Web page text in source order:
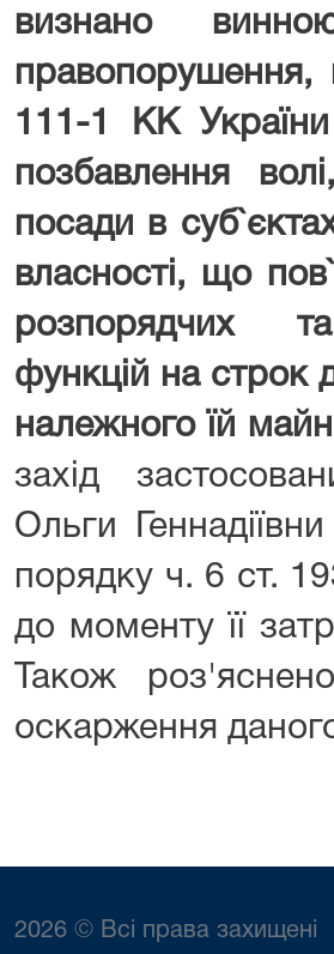
визнано
111-1 КК
позбавлення
посади в
власності, що
розпорядчих та
функцій на строк
належного їй
захід
Ольги
порядку ч. 6 ст.
до моменту її
Також
оскарження
2026 © Всі права захищені